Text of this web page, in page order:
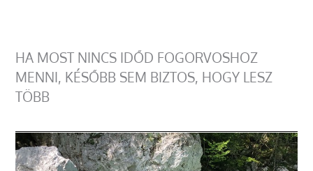
HA MOST NINCS IDŐD FOGORVOSHOZ
MENNI, KÉSŐBB SEM BIZTOS, HOGY LESZ
TÖBB